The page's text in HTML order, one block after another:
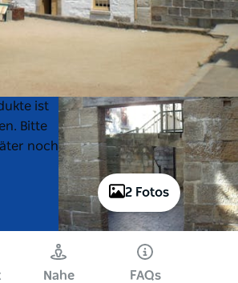
2 Fotos
ist
Bitte
noch
Nahe FAQs